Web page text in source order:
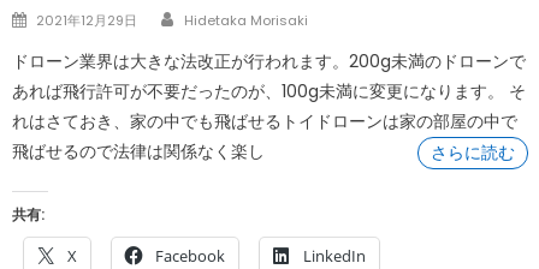
Posted
2021年12月29日 Author
Hidetaka Morisaki
ドローン業界は大きな法改正が行われます。200g未満のドローンで
あれば飛行許可が不要だったのが、100g未満に変更になります。 そ
れはさておき、家の中でも飛ばせるトイドローンは家の部屋の中で
飛ばせるので法律は関係なく楽し
さらに読む
共有:
X Facebook LinkedIn